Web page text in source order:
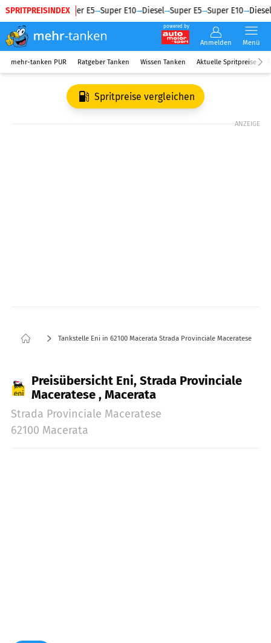
SPRITPREISINDEX
Diesel Super E5 Super E10 Diesel Super E5 Super E10 Diesel
powered by
Anmelden Menü
mehr-tanken PUR Ratgeber Tanken Wissen Tanken Aktuelle Spritpreise
Spritpreise vergleichen
ANZEIGE
Tankstelle Eni in 62100 Macerata Strada Provinciale Maceratese
Preisübersicht Eni, Strada Provinciale
Maceratese , Macerata
Strada Provinciale Maceratese
62100 Macerata